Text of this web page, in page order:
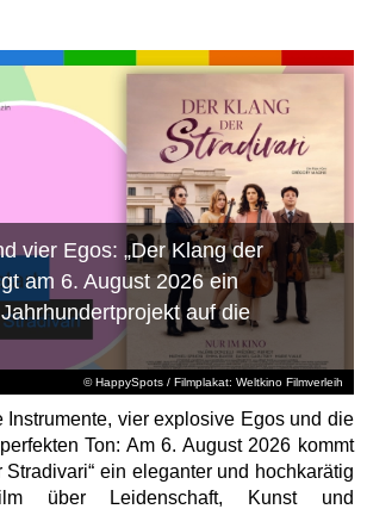
© HappySpots / Filmplakat: Weltkino Filmverleih
vier Egos: „Der Klang der
am 6. August 2026 ein
auf die
Instrumente, vier explosive Egos und die
Ton: Am 6. August 2026 kommt
Stradivari“ ein eleganter und hochkarätig
über Leidenschaft, Kunst und